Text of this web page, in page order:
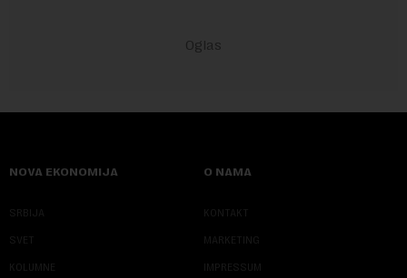
NOVA EKONOMIJA
SRBIJA
SVET
KOLUMNE
O NAMA
KONTAKT
MARKETING
IMPRESSUM